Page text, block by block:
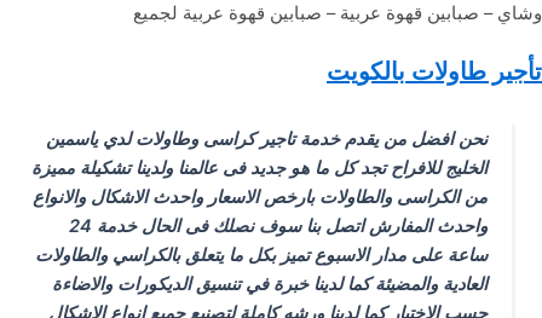
وشاي – صبابين قهوة عربية – صبابين قهوة عربية لجميع
تأجير طاولات بالكويت
نحن افضل من يقدم خدمة تاجير كراسى وطاولات لدي ياسمين
الخليج للافراح تجد كل ما هو جديد فى عالمنا ولدينا تشكيلة مميزة
من الكراسى والطاولات بارخص الاسعار واحدث الاشكال والانواع
واحدث المفارش اتصل بنا سوف نصلك فى الحال خدمة 24
ساعة على مدار الاسبوع تميز بكل ما يتعلق بالكراسي والطاولات
العادية والمضيئة كما لدينا خبرة في تنسيق الديكورات والاضاءة
حسب الاختيار كما لدينا ورشه كاملة لتصنيع جميع انواع الاشكال